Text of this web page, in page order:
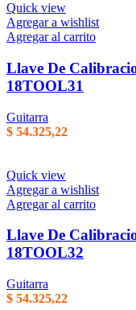
Quick view
Agregar a wishlist
Agregar al carrito
Llave De
18TOOL31
Guitarra
$ 54.325,22
Quick view
Agregar a wishlist
Agregar al carrito
Llave De
18TOOL32
Guitarra
$ 54.325,22